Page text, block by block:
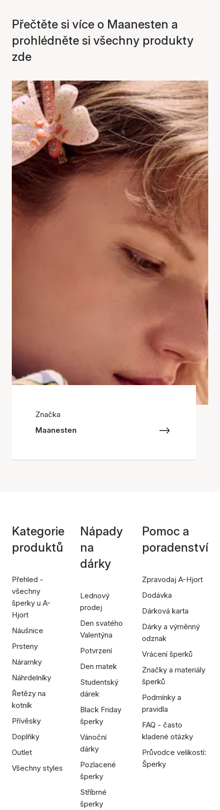
Přečtěte si více o Maanesten a
prohlédněte si všechny produkty
zde
Značka
Maanesten
Kategorie
produktů
Přehled -
všechny
šperky u A-
Hjort
Náušnice
Prsteny
Náramky
Náhrdelníky
Řetězy na
kotník
Přívěsky
Doplňky
Outlet
Všechny styles
Nápady
na
dárky
Lednový
prodej
Den svatého
Valentýna
Potvrzení
Den matek
Studentský
dárek
Black Friday
šperky
Vánoční
dárky
Pozlacené
šperky
Stříbrné
šperky
Pomoc a
poradenství
Zpravodaj A-Hjort
Dodávka
Dárková karta
Dárky a výměnný
odznak
Vrácení šperků
Značky a materiály
šperků
Podmínky a
pravidla
FAQ - často
kladené otázky
Průvodce velikostí:
Šperky